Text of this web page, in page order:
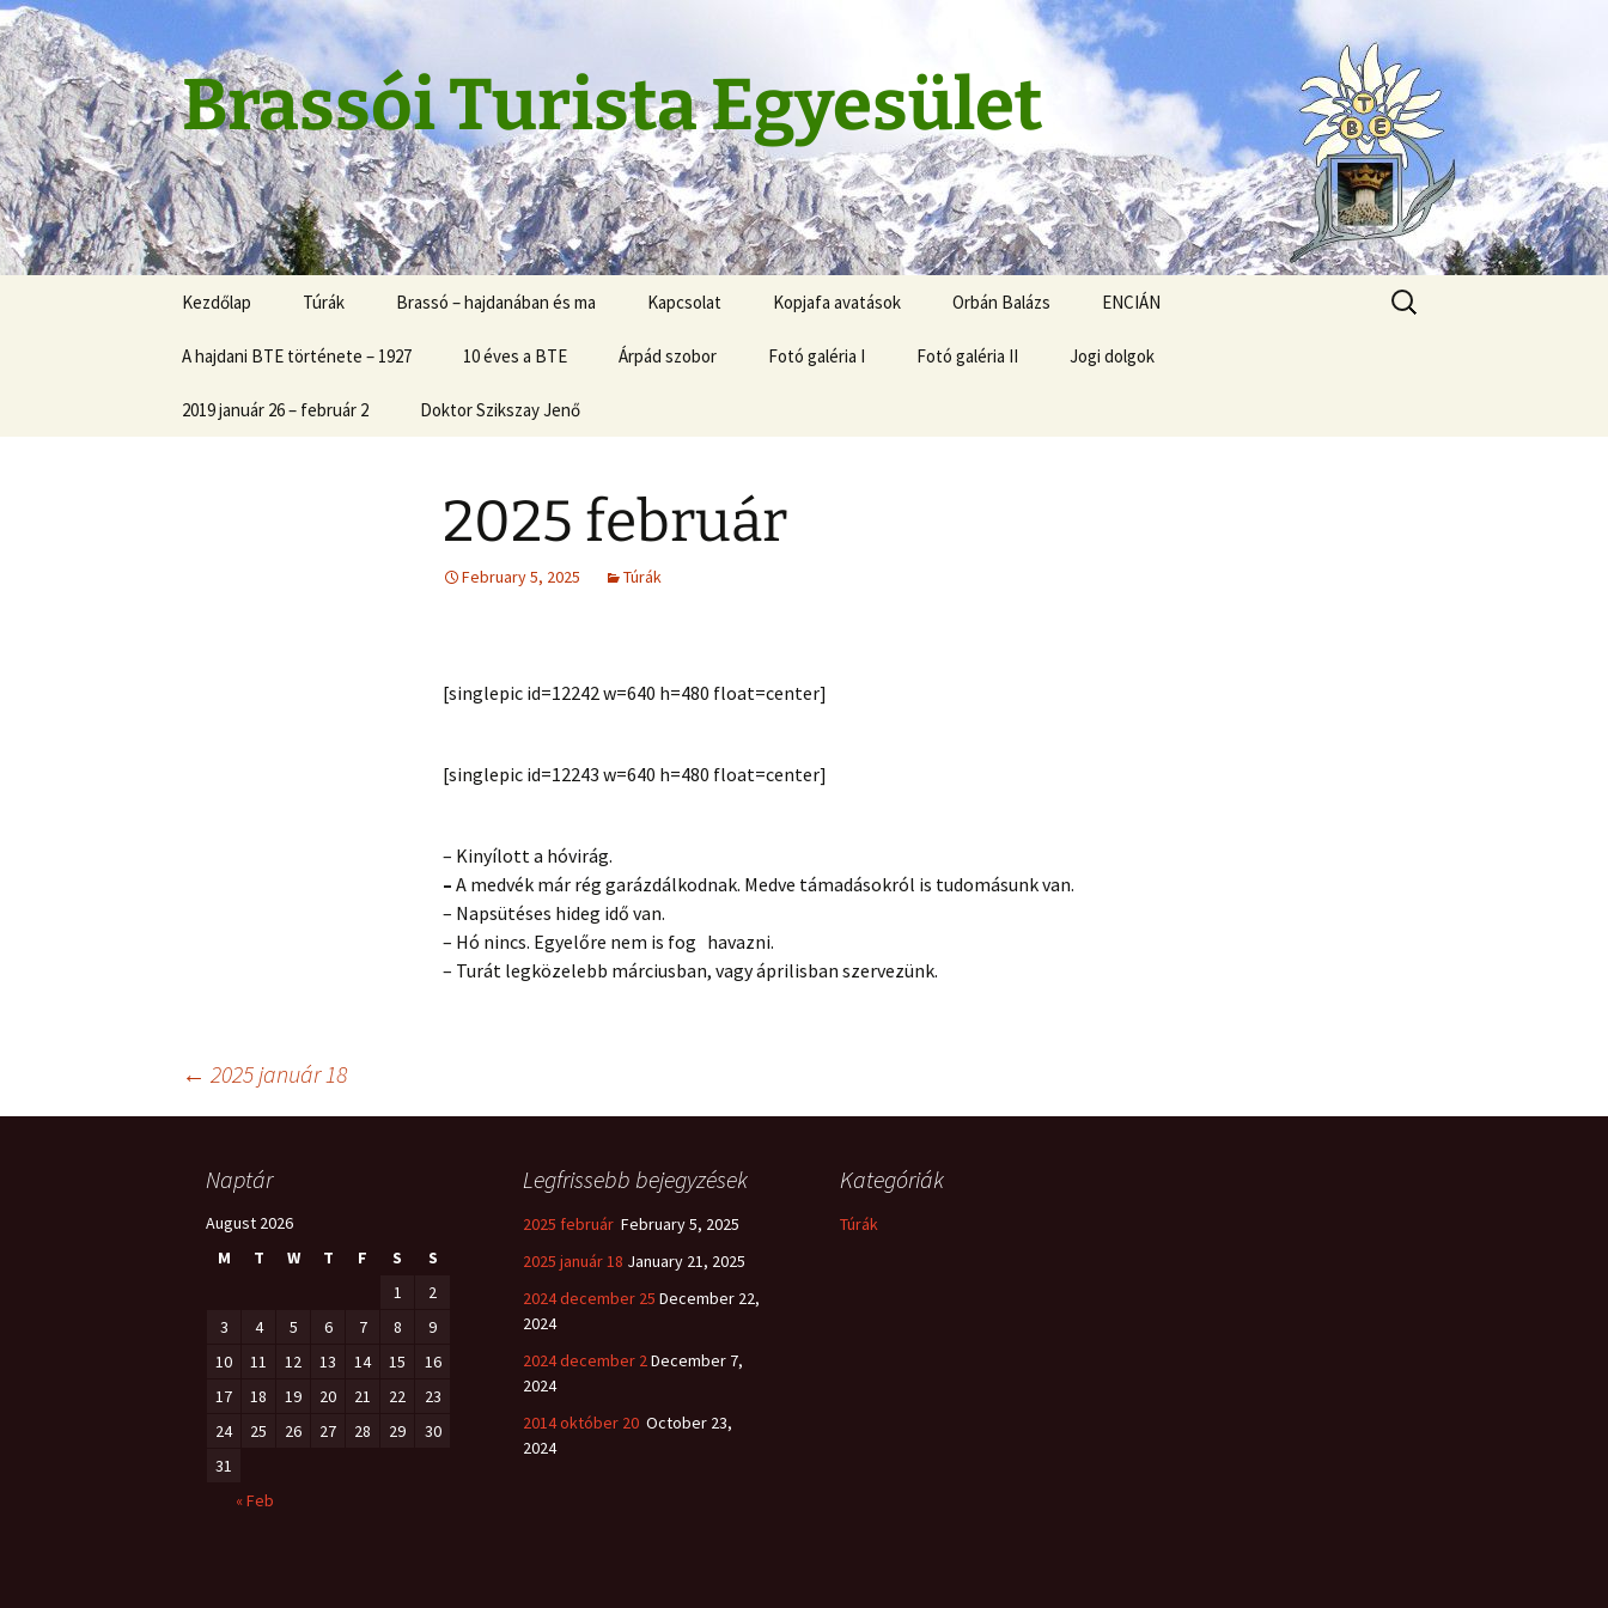
Skip
to
content
Brassói Turista Egyesület
Kezdőlap Túrák Brassó – hajdanában és ma Kapcsolat Kopjafa avatások Orbán Balázs ENCIÁN
A hajdani BTE története – 1927 10 éves a BTE Árpád szobor Fotó galéria I Fotó galéria II Jogi dolgok
2019 január 26 – február 2 Doktor Szikszay Jenő
Search
for:
2025 február
February 5, 2025 Túrák
[singlepic id=12242 w=640 h=480 float=center]
[singlepic id=12243 w=640 h=480 float=center]
– Kinyílott a hóvirág.
– A medvék már rég garázdálkodnak. Medve támadásokról is tudomásunk van.
– Napsütéses hideg idő van.
– Hó nincs. Egyelőre nem is fog havazni.
– Turát legközelebb márciusban, vagy áprilisban szervezünk.
navigation
← 2025 január 18
Naptár
August 2026
M
T W T F S
S
1
2
3
4 5 6 7 8
9
10
11 12 13 14 15
16
17
18 19 20 21 22
23
24
25 26 27 28 29
30
31
« Feb
Legfrissebb bejegyzések
2025 február February 5, 2025
2025 január 18 January 21, 2025
2024 december 25 December 22,
2024
2024 december 2December 7,
2024
2014 október 20 October 23,
2024
Kategóriák
Túrák